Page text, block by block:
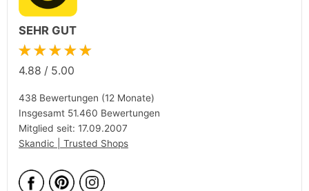
SEHR GUT
★★★★★
4.88 / 5.00
438 Bewertungen (12 Monate)
Insgesamt 51.460 Bewertungen
Mitglied seit: 17.09.2007
Skandic | Trusted Shops